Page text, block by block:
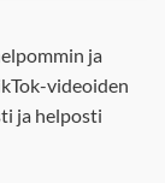
ja
videoiden
ja helposti